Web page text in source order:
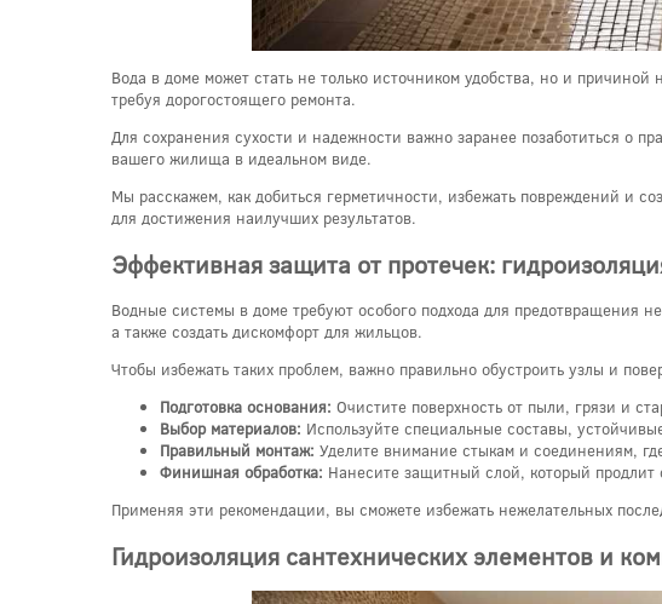
Вода в доме может стать не только источником удобства, но и
требуя дорогостоящего ремонта.
Для сохранения сухости и надежности важно заранее позаботиться о
вашего жилища в идеальном виде.
Мы расскажем, как добиться герметичности, избежать повреждений и
для достижения наилучших результатов.
Эффективная защита от протечек:
Водные системы в доме требуют особого подхода для предотвращения
а также создать дискомфорт для жильцов.
Чтобы избежать таких проблем, важно правильно обустроить узлы и
Подготовка основания: Очистите поверхность от пыли, грязи и
Выбор материалов: Используйте специальные составы,
Правильный монтаж: Уделите внимание стыкам и соединениям,
Финишная обработка: Нанесите защитный слой, который продлит
Применяя эти рекомендации, вы сможете избежать нежелательных
Гидроизоляция сантехнических элементов и